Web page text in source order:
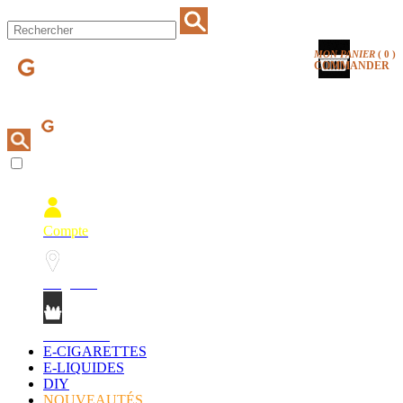
MON PANIER ( 0 )
COMMANDER
Compte
E-CIGARETTES
E-LIQUIDES
DIY
NOUVEAUTÉS